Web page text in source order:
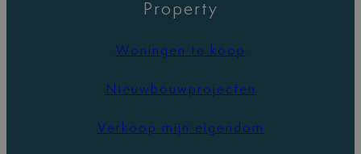
Property
Woningen te koop
Nieuwbouwprojecten
Verkoop mijn eigendom